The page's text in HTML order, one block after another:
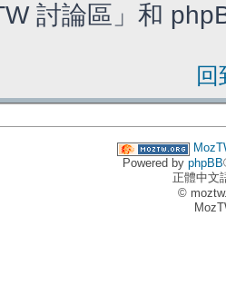
討論區」和
Powered by phpBB
正體中文
©